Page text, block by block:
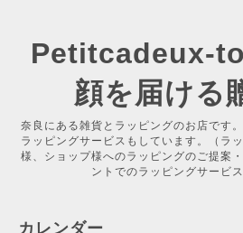
Petitcadeux-
顔を届ける
奈良にある雑貨とラッピングのお店です
ラッピングサービスもしています。（ラ
様、ショップ様へのラッピングのご提案
ントでのラッピングサービス
カレンダー